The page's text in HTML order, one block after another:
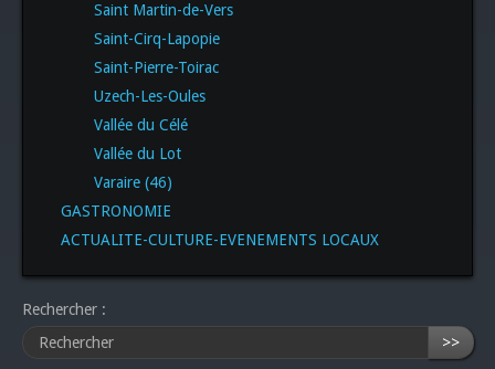
Saint Martin-de-Vers
Saint-Cirq-Lapopie
Saint-Pierre-Toirac
Uzech-Les-Oules
Vallée du Célé
Vallée du Lot
Varaire (46)
GASTRONOMIE
ACTUALITE-CULTURE-EVENEMENTS LOCAUX
Rechercher :
>>